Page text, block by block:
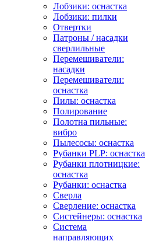
Лобзики: оснастка
Лобзики: пилки
Отвертки
Патроны / насадки
сверлильные
Перемешиватели:
насадки
Перемешиватели:
оснастка
Пилы: оснастка
Полирование
Полотна пильные:
вибро
Пылесосы: оснастка
Рубанки PLP: оснастка
Рубанки плотницкие:
оснастка
Рубанки: оснастка
Сверла
Сверление: оснастка
Систейнеры: оснастка
Система
направляющих